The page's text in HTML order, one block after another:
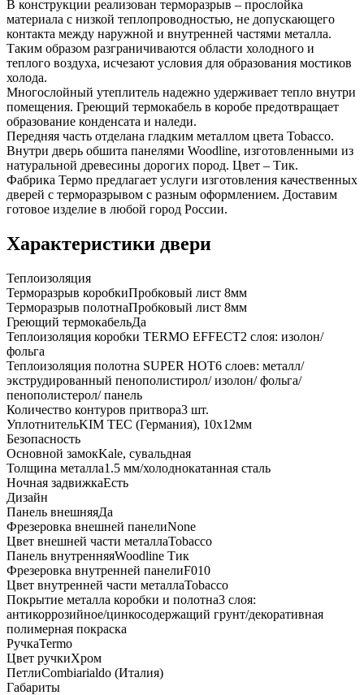
В конструкции реализован терморазрыв – прослойка
материала с низкой теплопроводностью, не допускающего
контакта между наружной и внутренней частями металла.
Таким образом разграничиваются области холодного и
теплого воздуха, исчезают условия для образования мостиков
холода.
Многослойный утеплитель надежно удерживает тепло внутри
помещения. Греющий термокабель в коробе предотвращает
образование конденсата и наледи.
Передняя часть отделана гладким металлом цвета Tobacco.
Внутри дверь обшита панелями Woodline, изготовленными из
натуральной древесины дорогих пород. Цвет – Тик.
Фабрика Термо предлагает услуги изготовления качественных
дверей с терморазрывом с разным оформлением. Доставим
готовое изделие в любой город России.
Характеристики двери
Теплоизоляция
Терморазрыв коробкиПробковый лист 8мм
Терморазрыв полотнаПробковый лист 8мм
Греющий термокабельДа
Теплоизоляция коробки TERMO EFFECT2 слоя: изолон/
фольга
Теплоизоляция полотна SUPER НОТ6 слоев: металл/
экструдированный пенополистирол/ изолон/ фольга/
пенополистерол/ панель
Количество контуров притвора3 шт.
УплотнительKIM ТЕС (Германия), 10x12мм
Безопасность
Основной замокKale, сувальдная
Толщина металла1.5 мм/холоднокатанная сталь
Ночная задвижкаЕсть
Дизайн
Панель внешняяДа
Фрезеровка внешней панелиNone
Цвет внешней части металлаTobacco
Панель внутренняяWoodline Тик
Фрезеровка внутренней панелиF010
Цвет внутренней части металлаTobacco
Покрытие металла коробки и полотна3 слоя:
антикоррозийное/цинкосодержащий грунт/декоративная
полимерная покраска
РучкаTermo
Цвет ручкиХром
ПетлиCombiarialdo (Италия)
Габариты